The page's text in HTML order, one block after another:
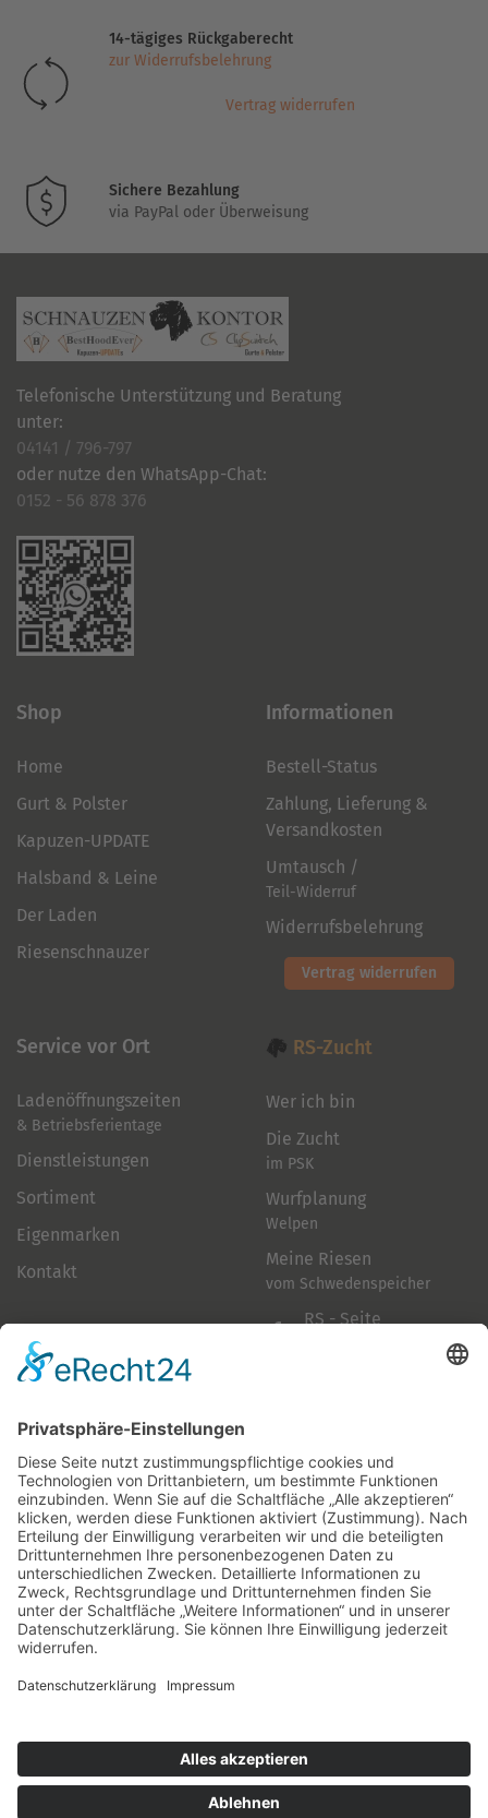
können
auf
14-tägiges Rückgaberecht
zur Widerrufsbelehrung
Vertrag widerrufen
Sichere Bezahlung
via PayPal oder Überweisung
Telefonische Unterstützung und Beratung
unter:
04141 / 796-797
oder nutze den WhatsApp-Chat:
0152 - 56 878 376
Shop
Home
Gurt & Polster
Kapuzen-UPDATE
Halsband & Leine
Der Laden
Riesenschnauzer
Informationen
Bestell-Status
Zahlung, Lieferung &
Versandkosten
Umtausch /
Teil-Widerruf
Widerrufsbelehrung
Vertrag widerrufen
Service vor Ort
Ladenöffnungszeiten
& Betriebsferientage
Dienstleistungen
Sortiment
Eigenmarken
Kontakt
RS-Zucht
Wer ich bin
Die Zucht
im PSK
Wurfplanung
Welpen
Meine Riesen
vom Schwedenspeicher
RS - Seite
Folge mir
Zahlungsarten
& Vorab-Überweisung
Alle Preise inkl. gesetzl. Mehrwertsteuer zzgl.
Datenschutzerklärung
© 2026 SCHNAUZEN-KONTOR. Alle Rechte vorbehalten.